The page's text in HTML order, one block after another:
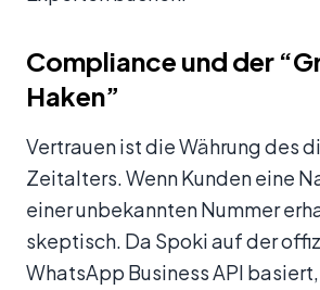
Compliance und der
Haken”
Vertrauen ist die Währung des
Zeitalters. Wenn Kunden eine
einer unbekannten Nummer
skeptisch. Da Spoki auf der
WhatsApp Business API